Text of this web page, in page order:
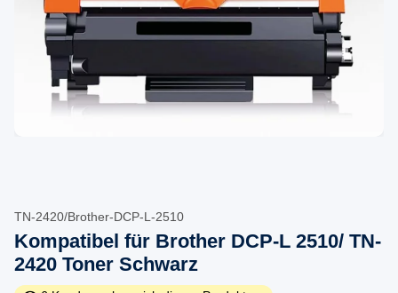
TN-2420/Brother-DCP-L-2510
Kompatibel für Brother DCP-L 2510/ TN-
2420 Toner Schwarz